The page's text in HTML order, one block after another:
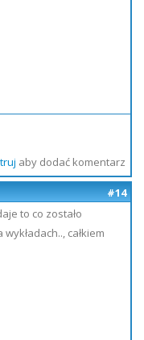
aby dodać komentarz
#14
to co zostało
całkiem